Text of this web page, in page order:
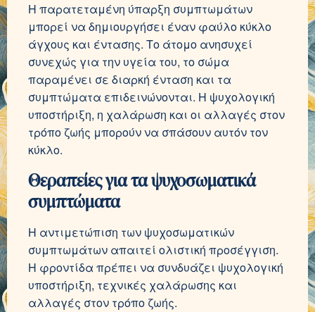
Η παρατεταμένη ύπαρξη συμπτωμάτων
μπορεί να δημιουργήσει έναν φαύλο κύκλο
άγχους και έντασης. Το άτομο ανησυχεί
συνεχώς για την υγεία του, το σώμα
παραμένει σε διαρκή ένταση και τα
συμπτώματα επιδεινώνονται. Η ψυχολογική
υποστήριξη, η χαλάρωση και οι αλλαγές στον
τρόπο ζωής μπορούν να σπάσουν αυτόν τον
κύκλο.
Θεραπείες για τα ψυχοσωματικά
συμπτώματα
Η αντιμετώπιση των ψυχοσωματικών
συμπτωμάτων απαιτεί ολιστική προσέγγιση.
Η φροντίδα πρέπει να συνδυάζει ψυχολογική
υποστήριξη, τεχνικές χαλάρωσης και
αλλαγές στον τρόπο ζωής.